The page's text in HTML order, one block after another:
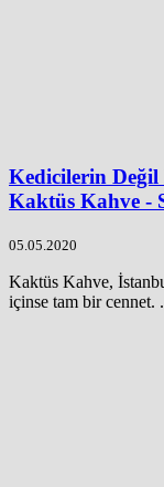
Kedicilerin
Kaktüs Kahve -
05.05.2020
Kaktüs Kahve,
içinse tam bir cennet.